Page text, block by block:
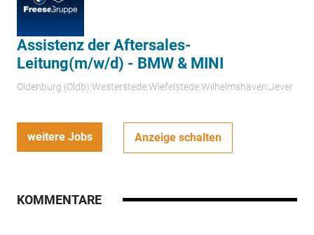
Assistenz der Aftersales-
Leitung(m/w/d) - BMW & MINI
Oldenburg (Oldb);Westerstede;Wiefelstede;Wilhelmshaven;Jever
weitere Jobs Anzeige schalten
KOMMENTARE